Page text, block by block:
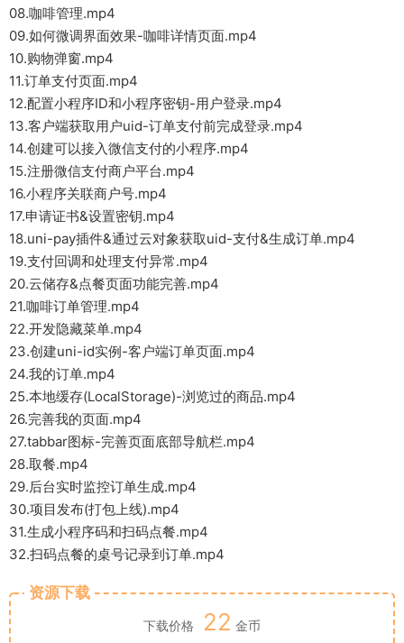
08.咖啡管理.mp4
09.如何微调界面效果-咖啡详情页面.mp4
10.购物弹窗.mp4
11.订单支付页面.mp4
12.配置小程序ID和小程序密钥-用户登录.mp4
13.客户端获取用户uid-订单支付前完成登录.mp4
14.创建可以接入微信支付的小程序.mp4
15.注册微信支付商户平台.mp4
16.小程序关联商户号.mp4
17.申请证书&设置密钥.mp4
18.uni-pay插件&通过云对象获取uid-支付&生成订单.mp4
19.支付回调和处理支付异常.mp4
20.云储存&点餐页面功能完善.mp4
21.咖啡订单管理.mp4
22.开发隐藏菜单.mp4
23.创建uni-id实例-客户端订单页面.mp4
24.我的订单.mp4
25.本地缓存(LocalStorage)-浏览过的商品.mp4
26.完善我的页面.mp4
27.tabbar图标-完善页面底部导航栏.mp4
28.取餐.mp4
29.后台实时监控订单生成.mp4
30.项目发布(打包上线).mp4
31.生成小程序码和扫码点餐.mp4
32.扫码点餐的桌号记录到订单.mp4
资源下载
下载价格 22 金币